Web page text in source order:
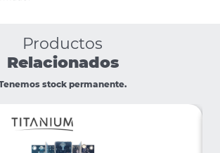
Productos
Relacionados
stock permanente.